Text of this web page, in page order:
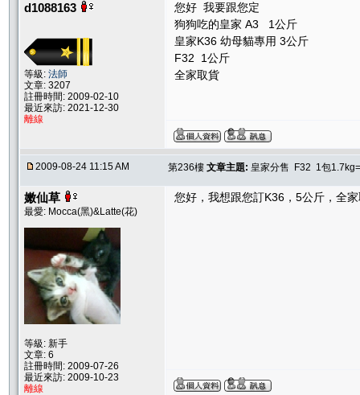
d1088163
等級: 法師
文章: 3207
註冊時間: 2009-02-10
最近來訪: 2021-12-30
離線
您好 我要跟您定
狗狗吃的皇家 A3 1公斤
皇家K36 幼母貓專用 3公斤
F32 1公斤
全家取貨
2009-08-24 11:15 AM 第236樓 文章主題: 皇家分售 F32 1包
嫩仙草
最愛: Mocca(黑)&Latte(花)
等級: 新手
文章: 6
註冊時間: 2009-07-26
最近來訪: 2009-10-23
離線
您好，我想跟您訂K36，5公斤，全